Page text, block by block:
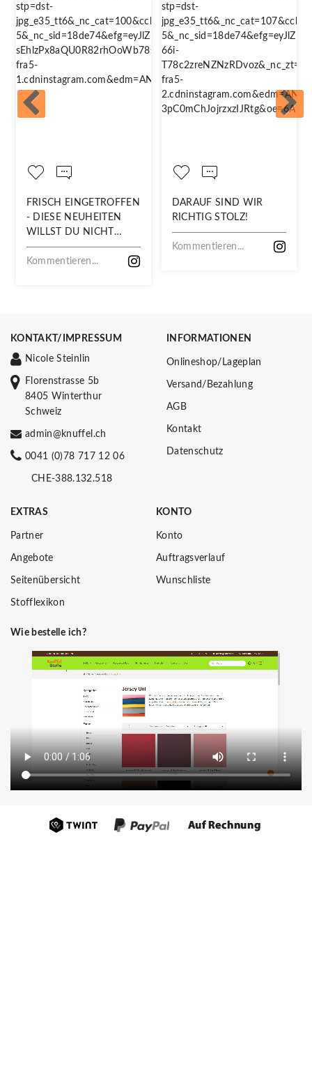
FRISCH EINGETROFFEN
- DIESE NEUHEITEN
WILLST DU NICHT
VERPASSEN!
Kommentieren...
DARAUF SIND WIR
RICHTIG STOLZ!
Kommentieren...
KONTAKT/IMPRESSUM
Nicole Steinlin
Florenstrasse 5b
8405 Winterthur
Schweiz
admin@knuffel.ch
0041 (0)78 717 12 06
CHE-388.132.518
INFORMATIONEN
Onlineshop/Lageplan
Versand/Bezahlung
AGB
Kontakt
Datenschutz
EXTRAS
Partner
Angebote
Seitenübersicht
Stofflexikon
KONTO
Konto
Auftragsverlauf
Wunschliste
Wie bestelle ich?